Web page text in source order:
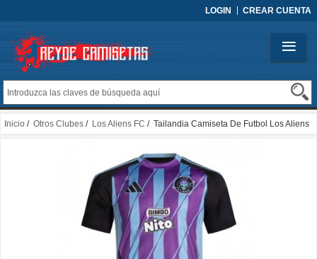
LOGIN CREAR CUENTA
Inicio / Otros Clubes / Los Aliens FC / Tailandia Camiseta De Futbol Los Aliens